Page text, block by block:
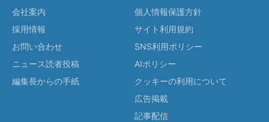
会社案内
採用情報
お問い合わせ
ニュース読者投稿
編集長からの手紙
個人情報保護方針
サイト利用規約
SNS利用ポリシー
AIポリシー
クッキーの利用について
広告掲載
記事配信